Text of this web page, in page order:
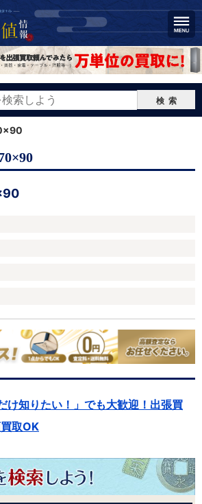
検索
け知りたい！」でも大歓迎！出張買
取OK